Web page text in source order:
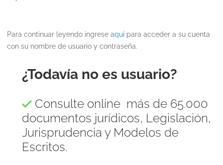
Para continuar leyendo ingrese aquípara acceder a su cuenta
con su nombre de usuario y contraseña.
¿Todavía no es usuario?
Consulte online más de 65.000
documentos jurídicos, Legislación,
Jurisprudencia y Modelos de
Escritos.